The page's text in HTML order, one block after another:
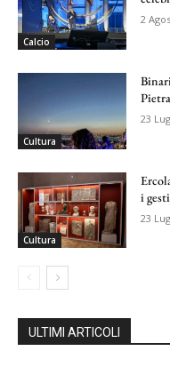
Calcio
2
Cultura
23
Cultura
i
23
ULTIMI ARTICOLI